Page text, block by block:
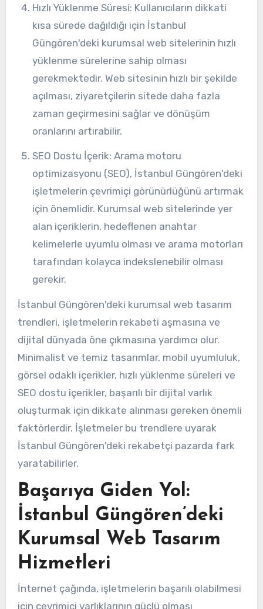
Hızlı Yüklenme Süresi: Kullanıcıların dikkati
kısa sürede dağıldığı için İstanbul
Güngören'deki kurumsal web sitelerinin hızlı
yüklenme sürelerine sahip olması
gerekmektedir. Web sitesinin hızlı bir şekilde
açılması, ziyaretçilerin sitede daha fazla
zaman geçirmesini sağlar ve dönüşüm
oranlarını artırabilir.
SEO Dostu İçerik: Arama motoru
optimizasyonu (SEO), İstanbul Güngören'deki
işletmelerin çevrimiçi görünürlüğünü artırmak
için önemlidir. Kurumsal web sitelerinde yer
alan içeriklerin, hedeflenen anahtar
kelimelerle uyumlu olması ve arama motorları
tarafından kolayca indekslenebilir olması
gerekir.
İstanbul Güngören'deki kurumsal web tasarım
trendleri, işletmelerin rekabeti aşmasına ve
dijital dünyada öne çıkmasına yardımcı olur.
Minimalist ve temiz tasarımlar, mobil uyumluluk,
görsel odaklı içerikler, hızlı yüklenme süreleri ve
SEO dostu içerikler, başarılı bir dijital varlık
oluşturmak için dikkate alınması gereken önemli
faktörlerdir. İşletmeler bu trendlere uyarak
İstanbul Güngören'deki rekabetçi pazarda fark
yaratabilirler.
Başarıya Giden Yol:
İstanbul Güngören’deki
Kurumsal Web Tasarım
Hizmetleri
İnternet çağında, işletmelerin başarılı olabilmesi
için çevrimiçi varlıklarının güçlü olması